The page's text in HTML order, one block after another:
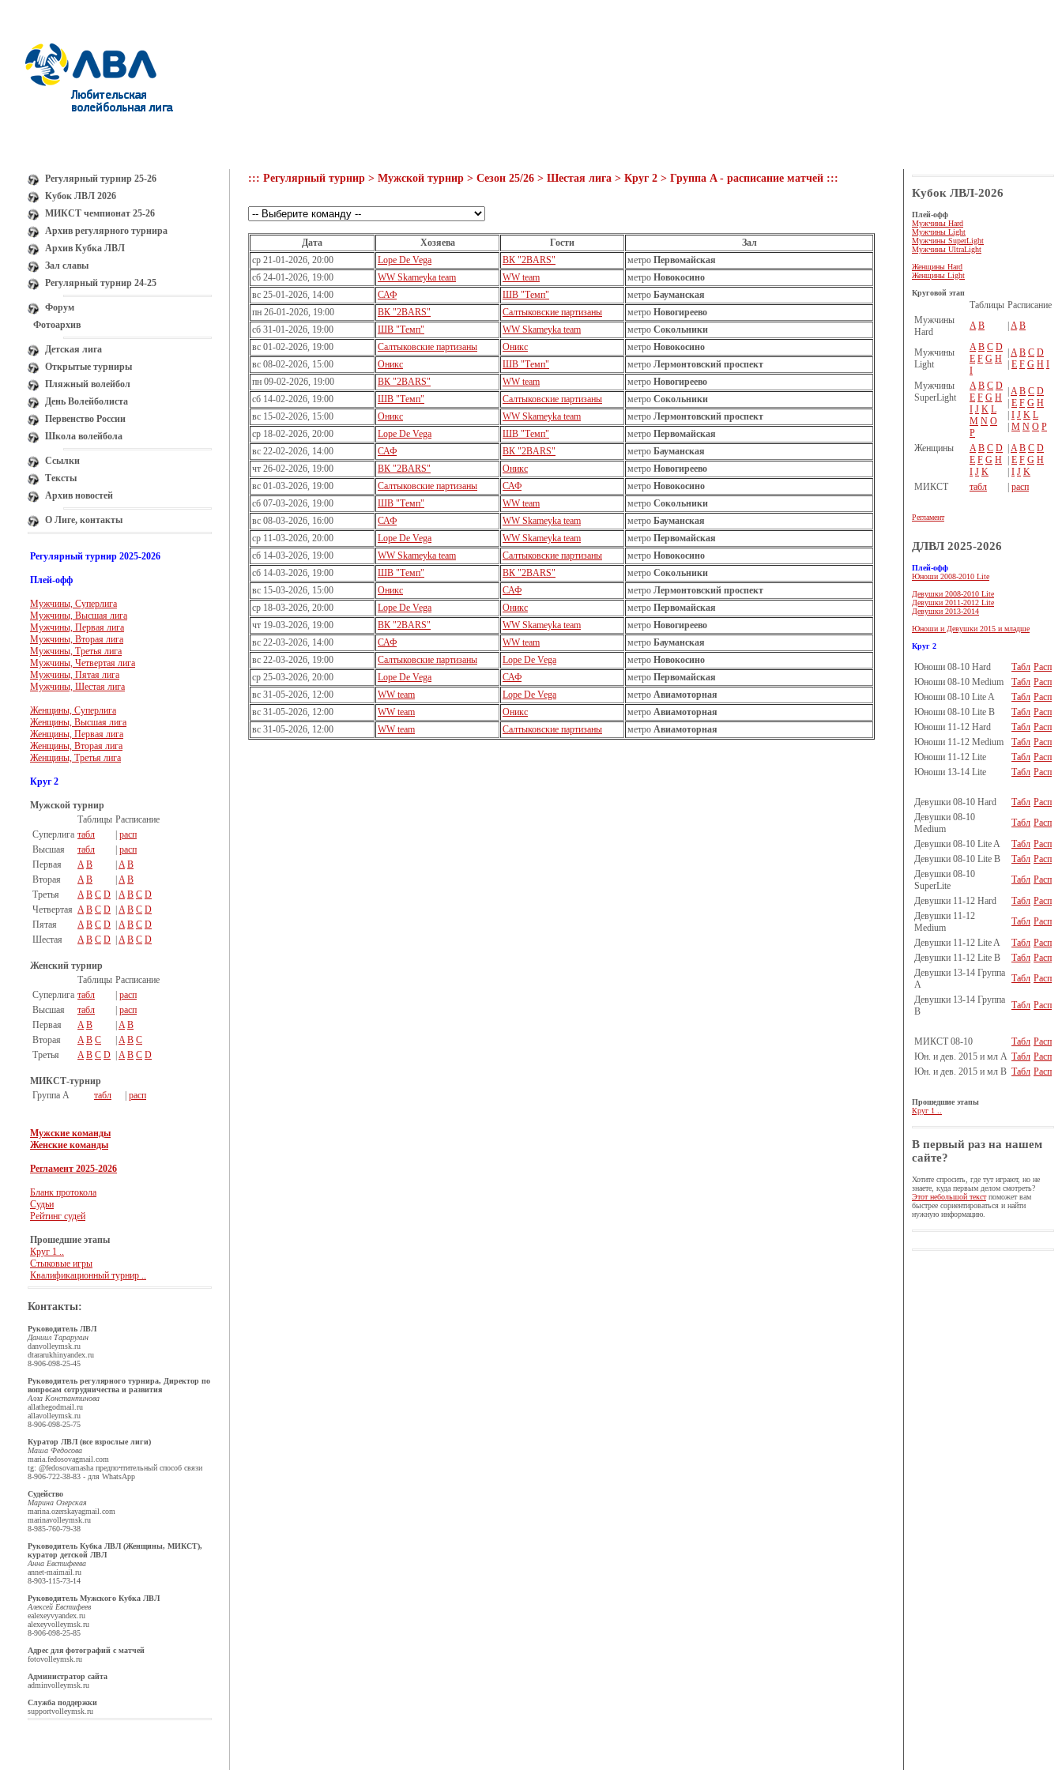
Регулярный турнир 25-26
Кубок ЛВЛ 2026
МИКСТ чемпионат 25-26
Архив регулярного турнира
Архив Кубка ЛВЛ
Зал славы
Регулярный турнир 24-25
Форум
Фотоархив
Детская лига
Открытые турниры
Пляжный волейбол
День Волейболиста
Первенство России
Школа волейбола
Ссылки
Тексты
Архив новостей
О Лиге, контакты
Регулярный турнир 2025-2026
Плей-офф
Мужчины, Суперлига
Мужчины, Высшая лига
Мужчины, Первая лига
Мужчины, Вторая лига
Мужчины, Третья лига
Мужчины, Четвертая лига
Мужчины, Пятая лига
Мужчины, Шестая лига
Женщины, Суперлига
Женщины, Высшая лига
Женщины, Первая лига
Женщины, Вторая лига
Женщины, Третья лига
Круг 2
Мужской турнир
Таблицы Расписание
Суперлига табл
расп
Высшая
табл
расп
Первая
A B A B
Вторая
A B A B
Третья
A B C D A B C D
Четвертая A B C D A B C D
Пятая
A B C D A B C D
Шестая
A B C D A B C D
Женский турнир
Таблицы Расписание
Суперлига табл
расп
Высшая
табл
расп
Первая
A B A B
Вторая
A B C A B C
Третья
A B C D A B C D
МИКСТ-турнир
Группа А
табл расп
Мужские команды
Женские команды
Регламент 2025-2026
Бланк протокола
Судьи
Рейтинг судей
Прошедшие этапы
Круг 1 ..
Стыковые игры
Квалификационный турнир ..
Контакты:
Руководитель ЛВЛ
Даниил Тарарухин
danvolleymsk.ru
dtararukhinyandex.ru
8-906-098-25-45
Руководитель регулярного турнира, Директор по
вопросам сотрудничества и развития
Алла Константинова
allathegodmail.ru
allavolleymsk.ru
8-906-098-25-75
Куратор ЛВЛ (все взрослые лиги)
Маша Федосова
maria.fedosovagmail.com
tg: @fedosovamasha предпочтительный способ связи
8-906-722-38-83 - для WhatsApp
Судейство
Марина Озерская
marina.ozerskayagmail.com
marinavolleymsk.ru
8-985-760-79-38
Руководитель Кубка ЛВЛ (Женщины, МИКСТ),
куратор детской ЛВЛ
Анна Евстифеева
annet-maimail.ru
8-903-115-73-14
Руководитель Мужского Кубка ЛВЛ
Алексей Евстифеев
ealexeyvyandex.ru
alexeyvolleymsk.ru
8-906-098-25-85
Адрес для фотографий с матчей
fotovolleymsk.ru
Администратор сайта
adminvolleymsk.ru
Служба поддержки
supportvolleymsk.ru
::: Регулярный турнир > Мужской турнир > Сезон 25/26 > Шестая лига > Круг 2 > Группа A - расписание матчей :::
Дата Хозяева Гости
Зал
ср 21-01-2026, 20:00
Lope De Vega ВК "2BARS" метро Первомайская
сб 24-01-2026, 19:00
WW Skameyka team WW team метро Новокосино
вс 25-01-2026, 14:00
САФ ШВ "Темп" метро Бауманская
пн 26-01-2026, 19:00
ВК "2BARS" Салтыковские партизаны метро Новогиреево
сб 31-01-2026, 19:00
ШВ "Темп" WW Skameyka team метро Сокольники
вс 01-02-2026, 19:00
Салтыковские партизаны Оникс метро Новокосино
вс 08-02-2026, 15:00
Оникс ШВ "Темп" метро Лермонтовский проспект
пн 09-02-2026, 19:00
ВК "2BARS" WW team метро Новогиреево
сб 14-02-2026, 19:00
ШВ "Темп" Салтыковские партизаны метро Сокольники
вс 15-02-2026, 15:00
Оникс WW Skameyka team метро Лермонтовский проспект
ср 18-02-2026, 20:00
Lope De Vega ШВ "Темп" метро Первомайская
вс 22-02-2026, 14:00
САФ ВК "2BARS" метро Бауманская
чт 26-02-2026, 19:00
ВК "2BARS" Оникс метро Новогиреево
вс 01-03-2026, 19:00
Салтыковские партизаны САФ метро Новокосино
сб 07-03-2026, 19:00
ШВ "Темп" WW team метро Сокольники
вс 08-03-2026, 16:00
САФ WW Skameyka team метро Бауманская
ср 11-03-2026, 20:00
Lope De Vega WW Skameyka team метро Первомайская
сб 14-03-2026, 19:00
WW Skameyka team Салтыковские партизаны метро Новокосино
сб 14-03-2026, 19:00
ШВ "Темп" ВК "2BARS" метро Сокольники
вс 15-03-2026, 15:00
Оникс САФ метро Лермонтовский проспект
ср 18-03-2026, 20:00
Lope De Vega Оникс метро Первомайская
чт 19-03-2026, 19:00
ВК "2BARS" WW Skameyka team метро Новогиреево
вс 22-03-2026, 14:00
САФ WW team метро Бауманская
вс 22-03-2026, 19:00
Салтыковские партизаны Lope De Vega метро Новокосино
ср 25-03-2026, 20:00
Lope De Vega САФ метро Первомайская
вс 31-05-2026, 12:00
WW team Lope De Vega метро Авиамоторная
вс 31-05-2026, 12:00
WW team Оникс метро Авиамоторная
вс 31-05-2026, 12:00
WW team Салтыковские партизаны метро Авиамоторная
Кубок ЛВЛ-2026
Плей-офф
Мужчины Hard
Мужчины Light
Мужчины SuperLight
Мужчины UltraLight
Женщины Hard
Женщины Light
Круговой этап
Таблицы Расписание
Мужчины
Hard
A B |A B
Мужчины
Light
A B C D
E F G H
I
|A B C D
| E F G H I
Мужчины
SuperLight
A B C D
E F G H
I J K L
M N O
P
|A B C D
| E F G H
| I J K L
| M N O P
Женщины
A B C D
E F G H
I J K
|A B C D
| E F G H
| I J K
МИКСТ
табл | расп
Регламент
ДЛВЛ 2025-2026
Плей-офф
Юноши 2008-2010 Lite
Девушки 2008-2010 Lite
Девушки 2011-2012 Lite
Девушки 2013-2014
Юноши и Девушки 2015 и младше
Круг 2
Юноши 08-10 Hard Табл Расп
Юноши 08-10 Medium
Табл Расп
Юноши 08-10 Lite A
Табл Расп
Юноши 08-10 Lite B
Табл Расп
Юноши 11-12 Hard
Табл Расп
Юноши 11-12 Medium
Табл Расп
Юноши 11-12 Lite
Табл Расп
Юноши 13-14 Lite
Табл Расп
Девушки 08-10 Hard Табл Расп
Девушки 08-10
Medium
Табл Расп
Девушки 08-10 Lite A
Табл Расп
Девушки 08-10 Lite B
Табл Расп
Девушки 08-10
SuperLite
Табл Расп
Девушки 11-12 Hard
Табл Расп
Девушки 11-12
Medium
Табл Расп
Девушки 11-12 Lite A
Табл Расп
Девушки 11-12 Lite B
Табл Расп
Девушки 13-14 Группа
A
Табл Расп
Девушки 13-14 Группа
B
Табл Расп
МИКСТ 08-10 Табл Расп
Юн. и дев. 2015 и мл A Табл Расп
Юн. и дев. 2015 и мл B Табл Расп
Прошедшие этапы
Круг 1 ..
В первый раз на нашем
сайте?
Хотите спросить, где тут играют, но не
знаете, куда первым делом смотреть?
Этот небольшой текстпоможет вам
быстрее сориентироваться и найти
нужную информацию.